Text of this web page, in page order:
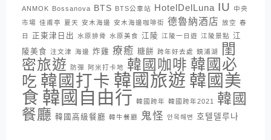
ANMOK Bossanova BTS BTS公車站 HotelDelLuna IU
中央
市場 佳甫亭 夏天 安木海邊 安木海邊咖啡街 德魯納酒店 放空 春
日
正東津日出 水原排骨 水原美食 江陵 江陵一日遊 江陵景點 江
陵美食 注文津 海邊 炸雞 療癒 糖餅 跨年好去處 鏡浦湖
閨
密旅遊
防彈 阿米打卡地 韓國咖啡 韓國必
吃 韓國打卡 韓國旅遊 韓國美
食 韓國自由行 韓國跨年 韓國跨年2021
韓國
餐廳 韓國高級餐廳 韓牛餐廳 鬼怪 안목해변 호텔델루나